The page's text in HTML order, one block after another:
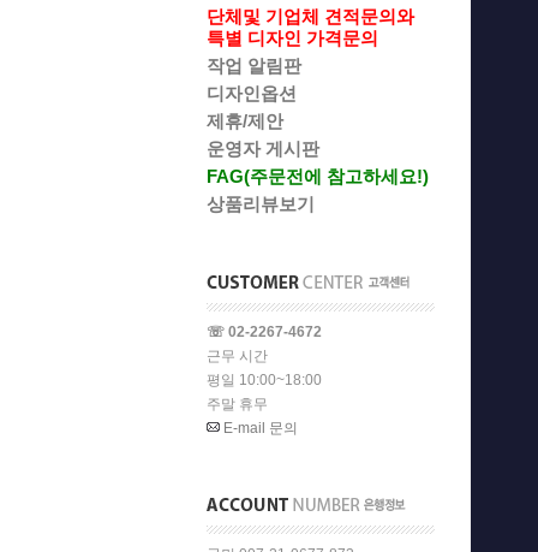
단체및 기업체 견적문의와
특별 디자인 가격문의
작업 알림판
디자인옵션
제휴/제안
운영자 게시판
FAG(주문전에 참고하세요!)
상품리뷰보기
☏ 02-2267-4672
근무 시간
평일 10:00~18:00
주말 휴무
E-mail 문의